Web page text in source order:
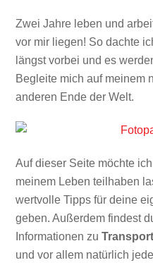
Zwei Jahre leben und
vor mir liegen! So dachte
längst vorbei und es
Begleite mich auf meinem
anderen Ende der Welt.
Auf dieser Seite möchte
meinem Leben teilhaben
wertvolle Tipps für deine
geben. Außerdem findest
Informationen zu
und vor allem natürlich